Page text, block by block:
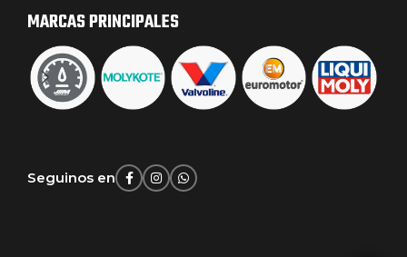
MARCAS PRINCIPALES
Seguinos en